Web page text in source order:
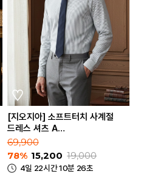
[지오지아] 소프트터치 사계절
드레스 셔츠 A
(ABD5WD1301_A)
69,900
78% 15,200 19,000
4일 22시간 10분 26초